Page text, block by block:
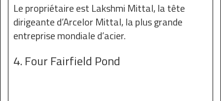
Le propriétaire est Lakshmi Mittal, la tête
dirigeante d’Arcelor Mittal, la plus grande
entreprise mondiale d’acier.
4. Four Fairfield Pond